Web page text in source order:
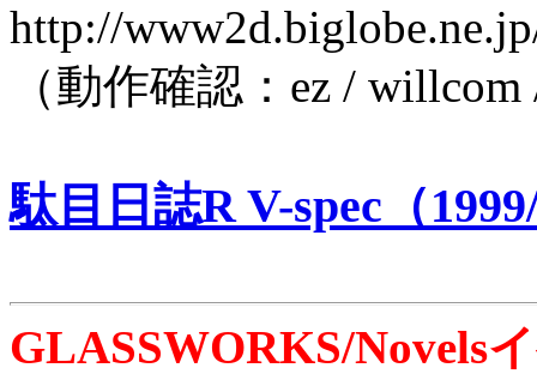
http://
（動作確認：ez /
駄目日誌R V-spec（
GLASSWORKS/Novels